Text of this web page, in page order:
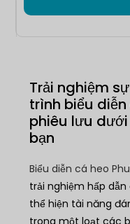
Trải nghiệm
trình biểu
phiêu lưu
bạn
Biểu diễn cá heo
trải nghiệm hấp
thể hiện tài năng